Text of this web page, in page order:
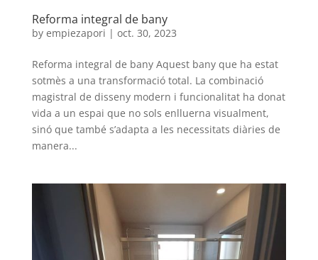
Reforma integral de bany
by empiezapori | oct. 30, 2023
Reforma integral de bany Aquest bany que ha estat
sotmès a una transformació total. La combinació
magistral de disseny modern i funcionalitat ha donat
vida a un espai que no sols enlluerna visualment,
sinó que també s’adapta a les necessitats diàries de
manera...